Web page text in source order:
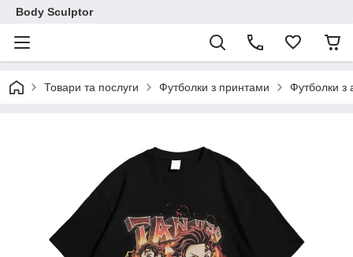
Body Sculptor
Товари та послуги Футболки з принтами Футболки з